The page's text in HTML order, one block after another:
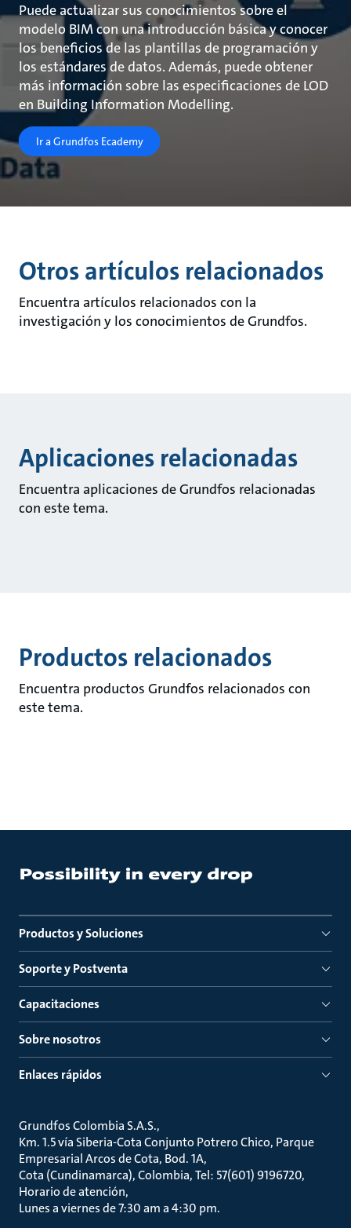
Puede actualizar sus conocimientos sobre el
modelo BIM con una introducción básica y conocer
los beneficios de las plantillas de programación y
los estándares de datos. Además, puede obtener
más información sobre las especificaciones de LOD
en Building Information Modelling.
Ir a Grundfos Ecademy
Otros artículos relacionados
Encuentra artículos relacionados con la
investigación y los conocimientos de Grundfos.
Aplicaciones relacionadas
Encuentra aplicaciones de Grundfos relacionadas
con este tema.
Productos relacionados
Encuentra productos Grundfos relacionados con
este tema.
Productos y Soluciones
Soporte y Postventa
Capacitaciones
Sobre nosotros
Enlaces rápidos
Grundfos Colombia S.A.S.
Km. 1.5 vía Siberia-Cota Conjunto Potrero Chico, Parque
Empresarial Arcos de Cota, Bod. 1A
Cota (Cundinamarca), Colombia, Tel: 57(601) 9196720
Horario de atención
Lunes a viernes de 7:30 am a 4:30 pm.